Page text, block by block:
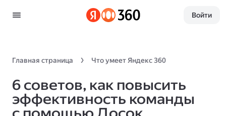
Войти
Главная страница Что умеет Яндекс 360
6 советов, как повысить
эффективность команды